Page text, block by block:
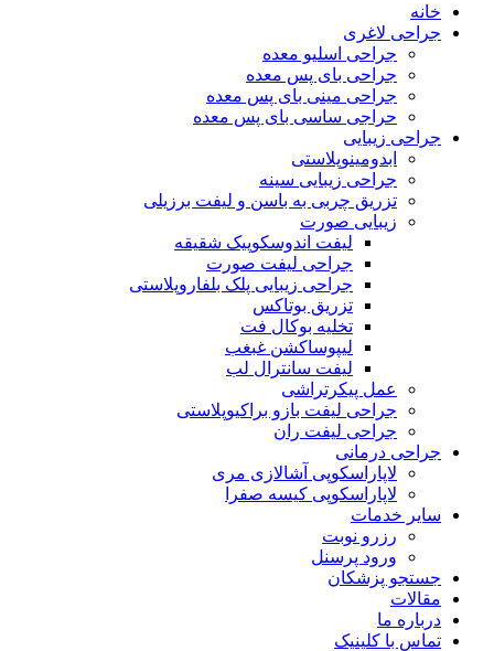
خانه
جراحی لاغری
جراحی اسلیو معده
جراحی بای پس معده
جراحی مینی بای پس معده
حراجی ساسی بای پس معده
جراحی زیبایی
ابدومینوپلاستی
جراحی زیبایی سینه
تزریق چربی به باسن و لیفت برزیلی
زیبایی صورت
لیفت اندوسکوپیک شقیقه
جراحی لیفت صورت
جراحی زیبایی پلک بلفاروپلاستی
تزریق بوتاکس
تخلیه بوکال فت
لیپوساکشن غبغب
لیفت سانترال لب
عمل پیکرتراشی
جراحی لیفت بازو براکیوپلاستی
جراحی لیفت ران
جراحی درمانی
لاپاراسکوپی آشالازی مری
لاپاراسکوپی کیسه صفرا
سایر خدمات
رزرو نوبت
ورود پرسنل
جستجو پزشکان
مقالات
درباره ما
تماس با کلینیک